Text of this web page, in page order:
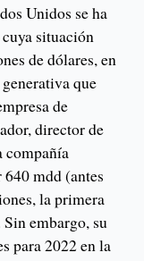
Unidos se ha
situación
de dólares, en
que
de
director de
compañía
mdd (antes
la primera
embargo, su
para 2022 en la